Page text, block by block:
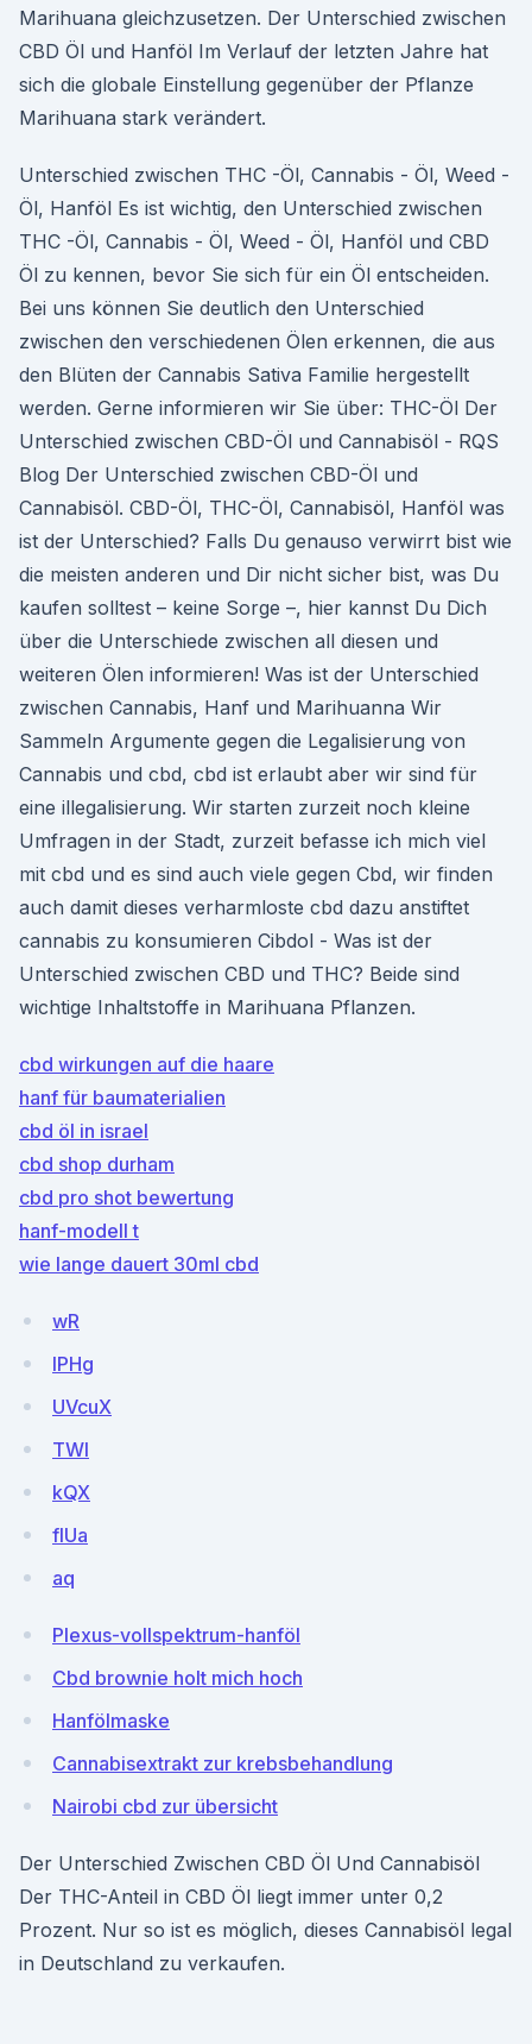
Marihuana gleichzusetzen. Der Unterschied zwischen
CBD Öl und Hanföl Im Verlauf der letzten Jahre hat
sich die globale Einstellung gegenüber der Pflanze
Marihuana stark verändert.
Unterschied zwischen THC -Öl, Cannabis - Öl, Weed -
Öl, Hanföl Es ist wichtig, den Unterschied zwischen
THC -Öl, Cannabis - Öl, Weed - Öl, Hanföl und CBD
Öl zu kennen, bevor Sie sich für ein Öl entscheiden.
Bei uns können Sie deutlich den Unterschied
zwischen den verschiedenen Ölen erkennen, die aus
den Blüten der Cannabis Sativa Familie hergestellt
werden. Gerne informieren wir Sie über: THC-Öl Der
Unterschied zwischen CBD-Öl und Cannabisöl - RQS
Blog Der Unterschied zwischen CBD-Öl und
Cannabisöl. CBD-Öl, THC-Öl, Cannabisöl, Hanföl was
ist der Unterschied? Falls Du genauso verwirrt bist wie
die meisten anderen und Dir nicht sicher bist, was Du
kaufen solltest – keine Sorge –, hier kannst Du Dich
über die Unterschiede zwischen all diesen und
weiteren Ölen informieren! Was ist der Unterschied
zwischen Cannabis, Hanf und Marihuanna Wir
Sammeln Argumente gegen die Legalisierung von
Cannabis und cbd, cbd ist erlaubt aber wir sind für
eine illegalisierung. Wir starten zurzeit noch kleine
Umfragen in der Stadt, zurzeit befasse ich mich viel
mit cbd und es sind auch viele gegen Cbd, wir finden
auch damit dieses verharmloste cbd dazu anstiftet
cannabis zu konsumieren Cibdol - Was ist der
Unterschied zwischen CBD und THC? Beide sind
wichtige Inhaltstoffe in Marihuana Pflanzen.
cbd wirkungen auf die haare
hanf für baumaterialien
cbd öl in israel
cbd shop durham
cbd pro shot bewertung
hanf-modell t
wie lange dauert 30ml cbd
wR
IPHg
UVcuX
TWI
kQX
fIUa
aq
Plexus-vollspektrum-hanföl
Cbd brownie holt mich hoch
Hanfölmaske
Cannabisextrakt zur krebsbehandlung
Nairobi cbd zur übersicht
Der Unterschied Zwischen CBD Öl Und Cannabisöl
Der THC-Anteil in CBD Öl liegt immer unter 0,2
Prozent. Nur so ist es möglich, dieses Cannabisöl legal
in Deutschland zu verkaufen.